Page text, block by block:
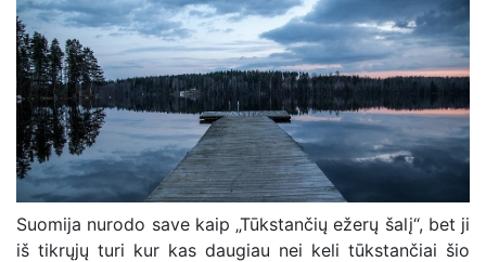
Suomija nurodo save kaip „Tūkstančių ežerų šalį“, bet ji
iš tikrųjų turi kur kas daugiau nei keli tūkstančiai šio